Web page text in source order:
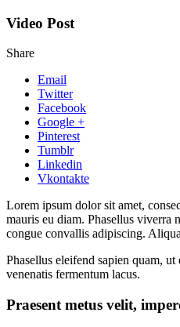
Video Post
Share
Email
Twitter
Facebook
Google +
Pinterest
Tumblr
Linkedin
Vkontakte
Lorem ipsum dolor sit amet,
mauris eu diam. Phasellus viverra
congue convallis adipiscing.
Phasellus eleifend sapien quam,
venenatis fermentum lacus.
Praesent metus velit,